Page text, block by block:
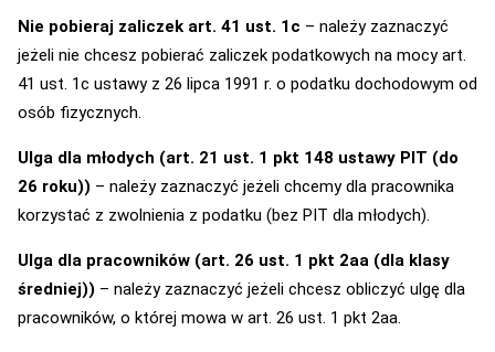
Nie pobieraj zaliczek art. 41 ust. 1c – należy zaznaczyć
jeżeli nie chcesz pobierać zaliczek podatkowych na mocy art.
41 ust. 1c ustawy z 26 lipca 1991 r. o podatku dochodowym od
osób fizycznych.
Ulga dla młodych (art. 21 ust. 1 pkt 148 ustawy PIT (do
26 roku)) – należy zaznaczyć jeżeli chcemy dla pracownika
korzystać z zwolnienia z podatku (bez PIT dla młodych).
Ulga dla pracowników (art. 26 ust. 1 pkt 2aa (dla klasy
średniej)) – należy zaznaczyć jeżeli chcesz obliczyć ulgę dla
pracowników, o której mowa w art. 26 ust. 1 pkt 2aa.